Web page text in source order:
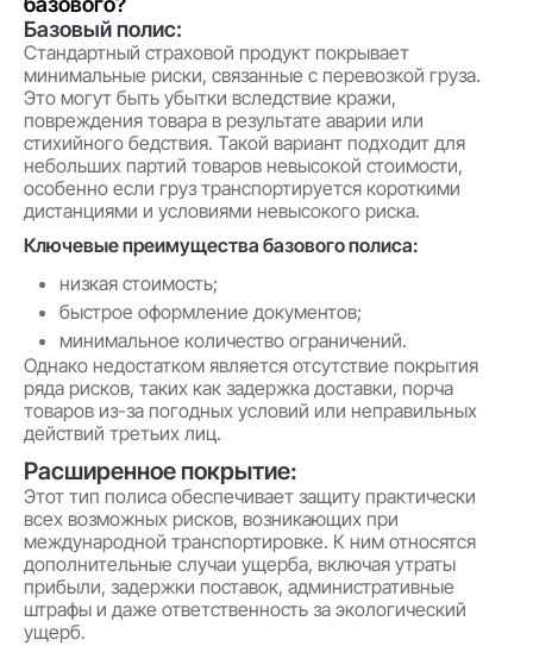
Базовый полис:
Стандартный страховой продукт покрывает
минимальные риски, связанные с перевозкой груза.
Это могут быть убытки вследствие кражи,
повреждения товара в результате аварии или
стихийного бедствия. Такой вариант подходит для
небольших партий товаров невысокой стоимости,
особенно если груз транспортируется короткими
дистанциями и условиями невысокого риска.
Ключевые преимущества базового полиса:
низкая стоимость;
быстрое оформление документов;
минимальное количество ограничений.
Однако недостатком является отсутствие покрытия
ряда рисков, таких как задержка доставки, порча
товаров из-за погодных условий или неправильных
действий третьих лиц.
Расширенное покрытие:
Этот тип полиса обеспечивает защиту практически
всех возможных рисков, возникающих при
международной транспортировке. К ним относятся
дополнительные случаи ущерба, включая утраты
прибыли, задержки поставок, административные
штрафы и даже ответственность за экологический
ущерб.